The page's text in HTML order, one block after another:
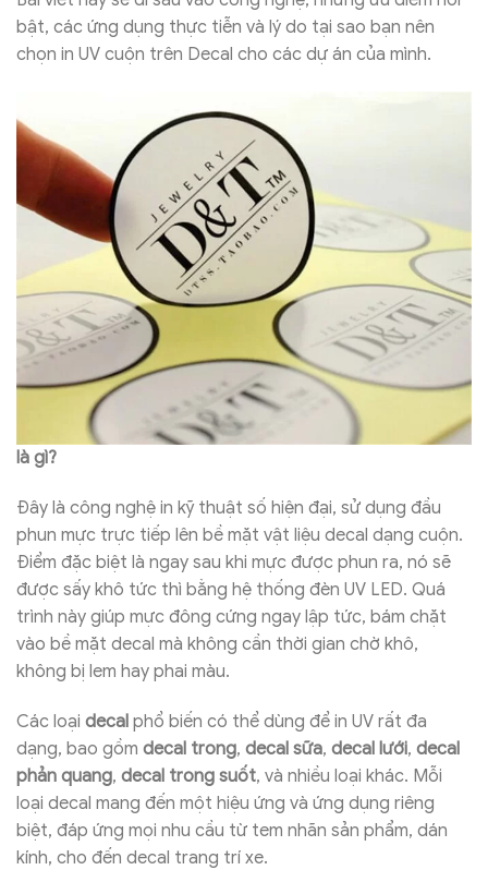
bật, các ứng dụng thực tiễn và lý do tại sao bạn nên
chọn in UV cuộn trên Decal cho các dự án của mình.
là gì?
Đây là công nghệ in kỹ thuật số hiện đại, sử dụng đầu
phun mực trực tiếp lên bề mặt vật liệu decal dạng cuộn.
Điểm đặc biệt là ngay sau khi mực được phun ra, nó sẽ
được sấy khô tức thì bằng hệ thống đèn UV LED. Quá
trình này giúp mực đông cứng ngay lập tức, bám chặt
vào bề mặt decal mà không cần thời gian chờ khô,
không bị lem hay phai màu.
Các loại decal phổ biến có thể dùng để in UV rất đa
dạng, bao gồm decal trong, decal sữa, decal lưới, decal
phản quang, decal trong suốt, và nhiều loại khác. Mỗi
loại decal mang đến một hiệu ứng và ứng dụng riêng
biệt, đáp ứng mọi nhu cầu từ tem nhãn sản phẩm, dán
kính, cho đến decal trang trí xe.